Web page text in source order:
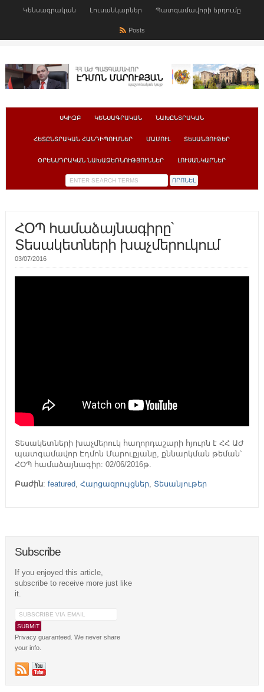
Կենսագրական Լուսանկարներ Պատգամավորի երդումը
Posts
ՍԿԻԶԲ ԿԵՆՍԱԳՐԱԿԱՆ ՆԱԽԸՆՏՐԱԿԱՆ
ՀԵՏԸՆՏՐԱԿԱՆ ՀԱՆԴԻՊՈՒՄՆԵՐ ՄԱՄՈՒԼ ՏԵՍԱՆՅՈՒԹԵՐ
ՕՐԵՆՍԴՐԱԿԱՆ ՆԱԽԱՁԵՌՆՈՒԹՅՈՒՆՆԵՐ ԼՈՒՍԱՆԿԱՐՆԵՐ
ՀՕՊ համաձայնագիրը՝
Տեսակետների խաչմերուկում
03/07/2016
Տեսակետների խաչմերուկ հաղորդաշարի հյուրն է ՀՀ ԱԺ
պատգամավոր Էդմոն Մարուքյանը, քննարկման թեման՝
ՀՕՊ համաձայնագիր: 02/06/2016թ.
Բաժին: featured, Հարցազրույցներ, Տեսանյութեր
Subscribe
If you enjoyed this article,
subscribe to receive more just like
it.
Privacy guaranteed. We never share
your info.